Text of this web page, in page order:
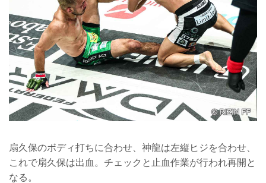
扇久保のボディ打ちに合わせ、神龍は左縦ヒジを合わせ、
これで扇久保は出血。チェックと止血作業が行われ再開と
なる。